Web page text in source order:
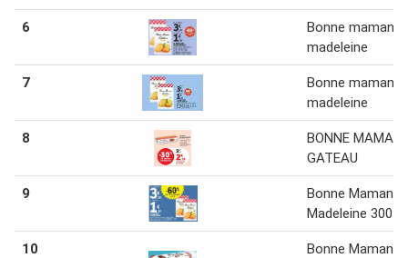
6
Bonne maman -
madeleine
7
Bonne maman -
madeleine
8
BONNE MAMAN
GATEAU
9
Bonne Maman
Madeleine 300 g
10
Bonne Maman